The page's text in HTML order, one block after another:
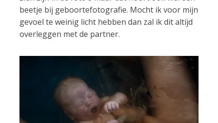
beetje bij geboortefotografie. Mocht ik voor mijn
gevoel te weinig licht hebben dan zal ik dit altijd
overleggen met de partner.